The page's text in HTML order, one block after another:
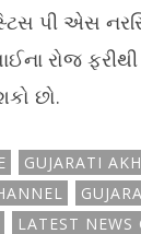
પી એસ
રોજ ફરીથી
છો.
GUJARATI
LATEST NEWS